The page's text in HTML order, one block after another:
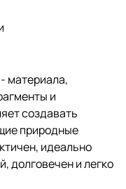
материала,
и
создавать
природные
идеально
долговечен и легко